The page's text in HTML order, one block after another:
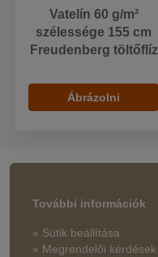
Vatelín 60 g/m²
szélessége 155 cm
Freudenberg töltőflíz
Ábrázolni
További információk
» Sütik beállítása
» Megrendelői kérdések